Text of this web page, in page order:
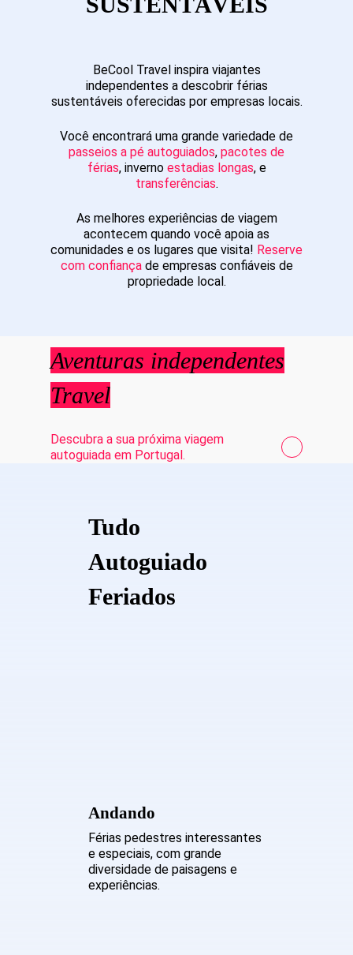
BeCool Travel inspira viajantes
independentes a descobrir férias
sustentáveis oferecidas por empresas locais.
Você encontrará uma grande variedade de
passeios a pé autoguiados, pacotes de
férias, inverno estadias longas, e
transferências.
As melhores experiências de viagem
acontecem quando você apoia as
comunidades e os lugares que visita! Reserve
com confiançade empresas confiáveis de
propriedade local.
Aventuras independentes
Travel
Descubra a sua próxima viagem
autoguiada em Portugal.
Tudo
Autoguiado
Feriados
Andando
Férias pedestres interessantes
e especiais, com grande
diversidade de paisagens e
experiências.